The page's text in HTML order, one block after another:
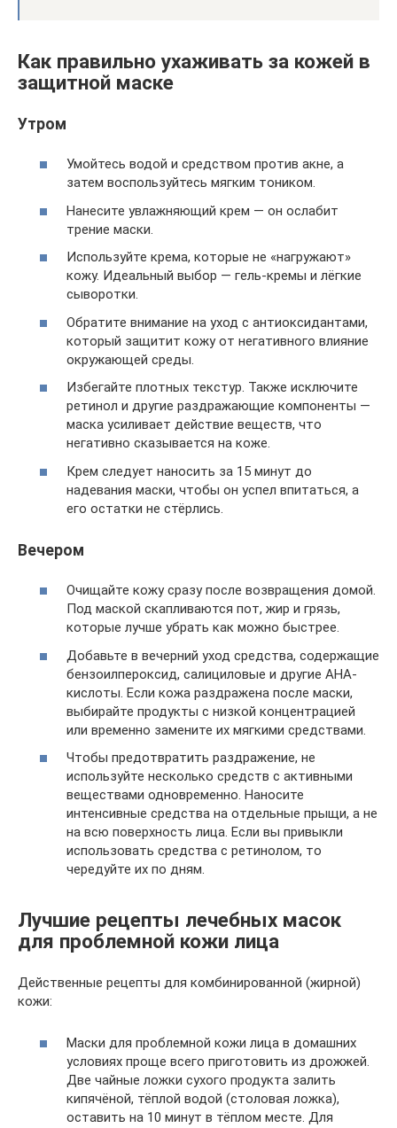
Как правильно ухаживать за кожей в
защитной маске
Утром
Умойтесь водой и средством против акне, а
затем воспользуйтесь мягким тоником.
Нанесите увлажняющий крем — он ослабит
трение маски.
Используйте крема, которые не «нагружают»
кожу. Идеальный выбор — гель-кремы и лёгкие
сыворотки.
Обратите внимание на уход с антиоксидантами,
который защитит кожу от негативного влияние
окружающей среды.
Избегайте плотных текстур. Также исключите
ретинол и другие раздражающие компоненты —
маска усиливает действие веществ, что
негативно сказывается на коже.
Крем следует наносить за 15 минут до
надевания маски, чтобы он успел впитаться, а
его остатки не стёрлись.
Вечером
Очищайте кожу сразу после возвращения домой.
Под маской скапливаются пот, жир и грязь,
которые лучше убрать как можно быстрее.
Добавьте в вечерний уход средства, содержащие
бензоилпероксид, салициловые и другие AHA-
кислоты. Если кожа раздражена после маски,
выбирайте продукты с низкой концентрацией
или временно замените их мягкими средствами.
Чтобы предотвратить раздражение, не
используйте несколько средств с активными
веществами одновременно. Наносите
интенсивные средства на отдельные прыщи, а не
на всю поверхность лица. Если вы привыкли
использовать средства с ретинолом, то
чередуйте их по дням.
Лучшие рецепты лечебных масок
для проблемной кожи лица
Действенные рецепты для комбинированной (жирной)
кожи:
Маски для проблемной кожи лица в домашних
условиях проще всего приготовить из дрожжей.
Две чайные ложки сухого продукта залить
кипячёной, тёплой водой (столовая ложка),
оставить на 10 минут в тёплом месте. Для